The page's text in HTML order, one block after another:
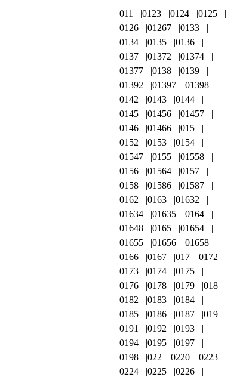
011 0123 0124
0125
0126
01267
0133
0134
0135
0136
0137
01372
01374
01377
0138
0139
01392
01397
01398
0142
0143
0144
0145
01456
01457
0146
01466
015
0152
0153
0154
01547
0155
01558
0156
01564
0157
0158
01586
01587
0162
0163
01632
01634
01635
0164
01648
0165
01654
01655
01656
01658
0166
0167 017
0172
0173
0174
0175
0176
0178 0179
018
0182
0183
0184
0185
0186 0187
019
0191
0192
0193
0194
0195
0197
0198
022 0220
0223
0224
0225
0226